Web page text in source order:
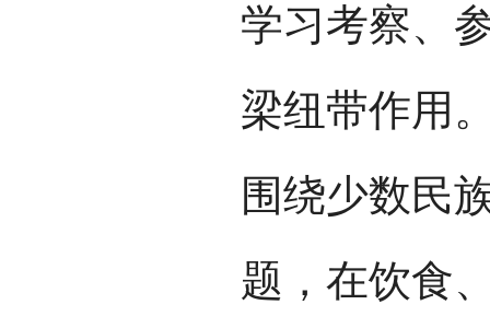
学习考察、
梁纽带作用
围绕少数民
题，在饮食